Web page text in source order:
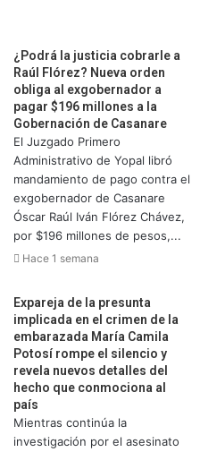
¿Podrá la justicia cobrarle a
Raúl Flórez? Nueva orden
obliga al exgobernador a
pagar $196 millones a la
Gobernación de Casanare
El Juzgado Primero
Administrativo de Yopal libró
mandamiento de pago contra el
exgobernador de Casanare
Óscar Raúl Iván Flórez Chávez,
por $196 millones de pesos,...
Hace 1 semana
Expareja de la presunta
implicada en el crimen de la
embarazada María Camila
Potosí rompe el silencio y
revela nuevos detalles del
hecho que conmociona al
país
Mientras continúa la
investigación por el asesinato